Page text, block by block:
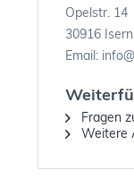
Opelstr. 14
30916
Email:
Fragen
Weitere